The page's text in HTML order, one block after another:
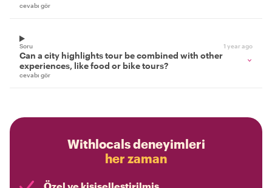
cevabı gör
Soru 1 year ago
Can a city highlights tour be combined with other
experiences, like food or bike tours?
cevabı gör
Withlocals deneyimleri
her zaman